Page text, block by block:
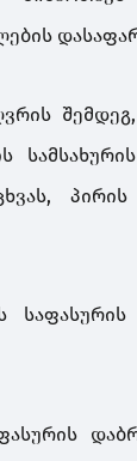
პირის
საფასურის